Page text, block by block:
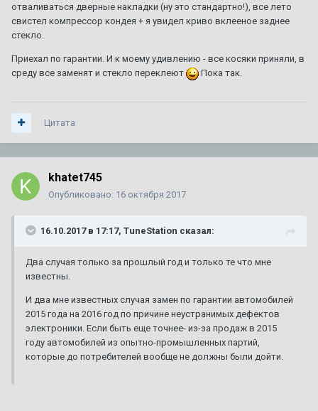
отваливаться дверные накладки (ну это стандартно!), все лето
свистел компрессор кондея + я увидел криво вклееное заднее
стекло.
Приехал по гарантии. И к моему удивлению - все косяки приняли, в
среду все заменят и стекло переклеют
Пока так.
Цитата
khatet745
Опубликовано: 16 октября 2017
16.10.2017 в 17:17, TuneStation сказал:
Два случая только за прошлый год и только те что мне
известны.
И два мне известных случая замен по гарантии автомобилей
2015 года на 2016 год по причине неустранимых дефектов
электроники. Если быть еще точнее- из-за продаж в 2015
году автомобилей из опытно-промышленных партий,
которые до потребителей вообще не должны были дойти.